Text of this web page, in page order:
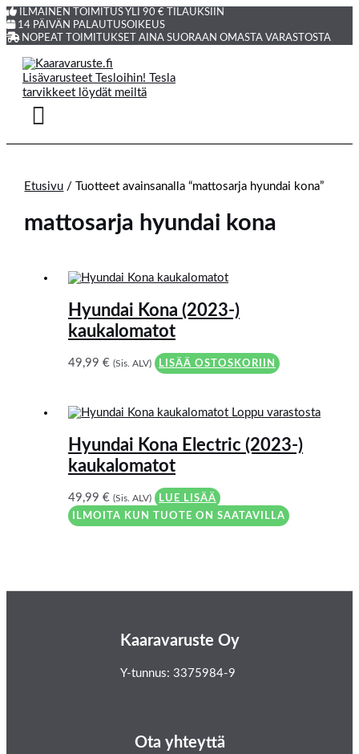
ILMAINEN TOIMITUS YLI 90 € TILAUKSIIN
14 PÄIVÄN PALAUTUSOIKEUS
NOPEAT TOIMITUKSET AINA SUORAAN OMASTA VARASTOSTA
Siirry
sisältöön
Etusivu / Tuotteet avainsanalla “mattosarja hyundai kona”
mattosarja hyundai kona
Hyundai Kona (2023-)
kaukalomatot
49,99€ (Sis. ALV) LISÄÄ OSTOSKORIIN
Loppu varastosta
Hyundai Kona Electric (2023-)
kaukalomatot
49,99€ (Sis. ALV)
LUE LISÄÄ
ILMOITA KUN TUOTE ON SAATAVILLA
Kaaravaruste Oy
Y-tunnus: 3375984-9
Ota yhteyttä
Products
search